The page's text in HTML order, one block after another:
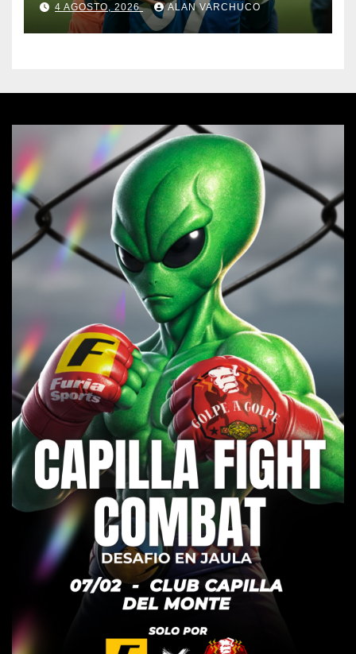
4 AGOSTO, 2026 ALAN VARCHUCO